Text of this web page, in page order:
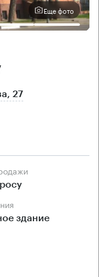
Еще фото
27
здание